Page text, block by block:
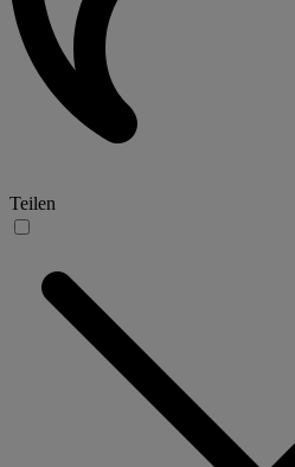
Teilen